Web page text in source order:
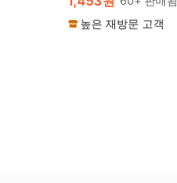
높은 재방문 고객